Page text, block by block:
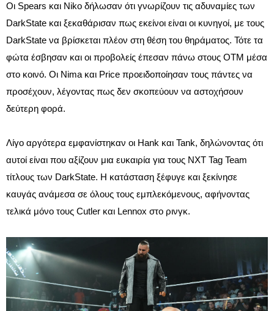
Οι Spears και Niko δήλωσαν ότι γνωρίζουν τις αδυναμίες των
DarkState και ξεκαθάρισαν πως εκείνοι είναι οι κυνηγοί, με τους
DarkState να βρίσκεται πλέον στη θέση του θηράματος. Τότε τα
φώτα έσβησαν και οι προβολείς έπεσαν πάνω στους OTM μέσα
στο κοινό. Οι Nima και Price προειδοποίησαν τους πάντες να
προσέχουν, λέγοντας πως δεν σκοπεύουν να αστοχήσουν
δεύτερη φορά.
Λίγο αργότερα εμφανίστηκαν οι Hank και Tank, δηλώνοντας ότι
αυτοί είναι που αξίζουν μια ευκαιρία για τους NXT Tag Team
τίτλους των DarkState. Η κατάσταση ξέφυγε και ξεκίνησε
καυγάς ανάμεσα σε όλους τους εμπλεκόμενους, αφήνοντας
τελικά μόνο τους Cutler και Lennox στο ρινγκ.